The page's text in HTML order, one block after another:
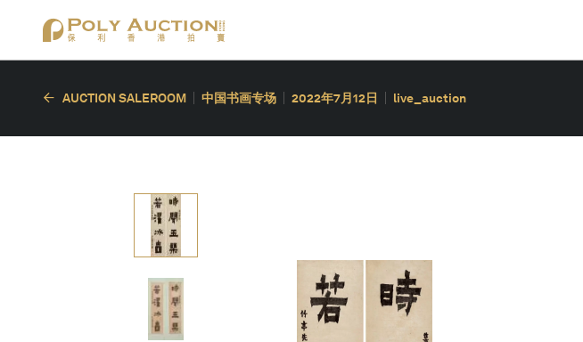
AUCTION SALEROOM 中国书画专场 2022年7月12日 live_auction